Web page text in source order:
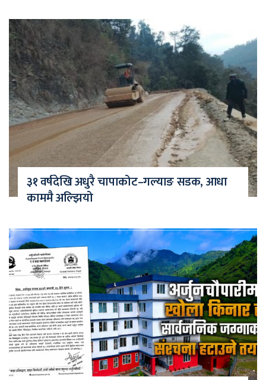
३१ वर्षदेखि अधुरै चापाकोट–गल्याङ सडक, आधा
काममै अल्झियो